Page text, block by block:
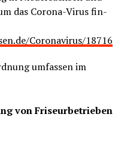
das Coro­na-Virus fin­
Coronavirus/
umfas­sen im
von Fri­seur­be­trie­ben